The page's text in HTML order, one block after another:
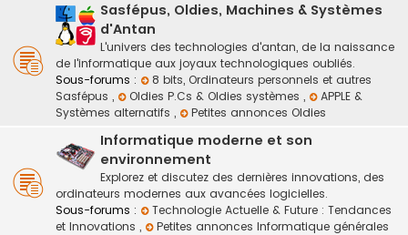
Sasfépus, Oldies, Machines & Systèmes
d'Antan
L'univers des technologies d'antan, de la naissance
de l'informatique aux joyaux technologiques oubliés.
Sous-forums :
8 bits, Ordinateurs personnels et autres
Sasfépus , Oldies P.Cs & Oldies systèmes ,
APPLE &
Systèmes alternatifs , Petites annonces Oldies
Informatique moderne et son
environnement
Explorez et discutez des dernières innovations, des
ordinateurs modernes aux avancées logicielles.
Sous-forums :
Technologie Actuelle & Future : Tendances
et Innovations , Petites annonces Informatique générales